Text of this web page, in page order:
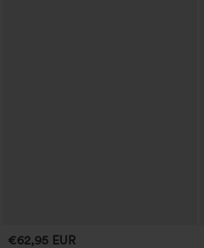
€62,95 EUR